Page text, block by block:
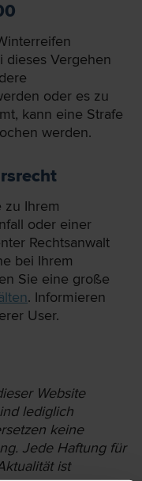
dieses Vergehen
oder es zu
kann eine Strafe
werden.
zu Ihrem
oder einer
Rechtsanwalt
bei Ihrem
Sie eine große
. Informieren
User.
Website
lediglich
keine
Jede Haftung für
ist